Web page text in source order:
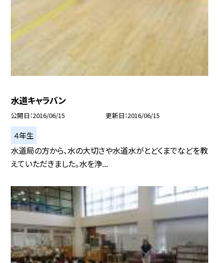
水道キャラバン
公開日 2016/06/15 更新日 2016/06/15
４年生
水道局の方から、水の大切さや水道水がとどくまでなどを教
えていただきました。水を浄...